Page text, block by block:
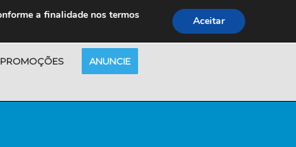
PROMOÇÕES ANUNCIE
a finalidade nos termos
Aceitar